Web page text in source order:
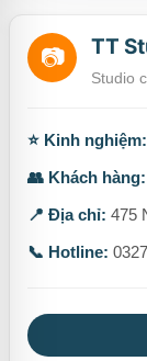
📷 TT
Studio
⭐ Kinh nghiệm:
👥 Khách hàng:
📍 Địa chỉ: 475
📞 Hotline: